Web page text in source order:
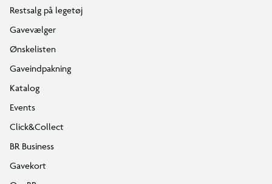
Restsalg på legetøj
Gavevælger
Ønskelisten
Gaveindpakning
Katalog
Events
Click&Collect
BR Business
Gavekort